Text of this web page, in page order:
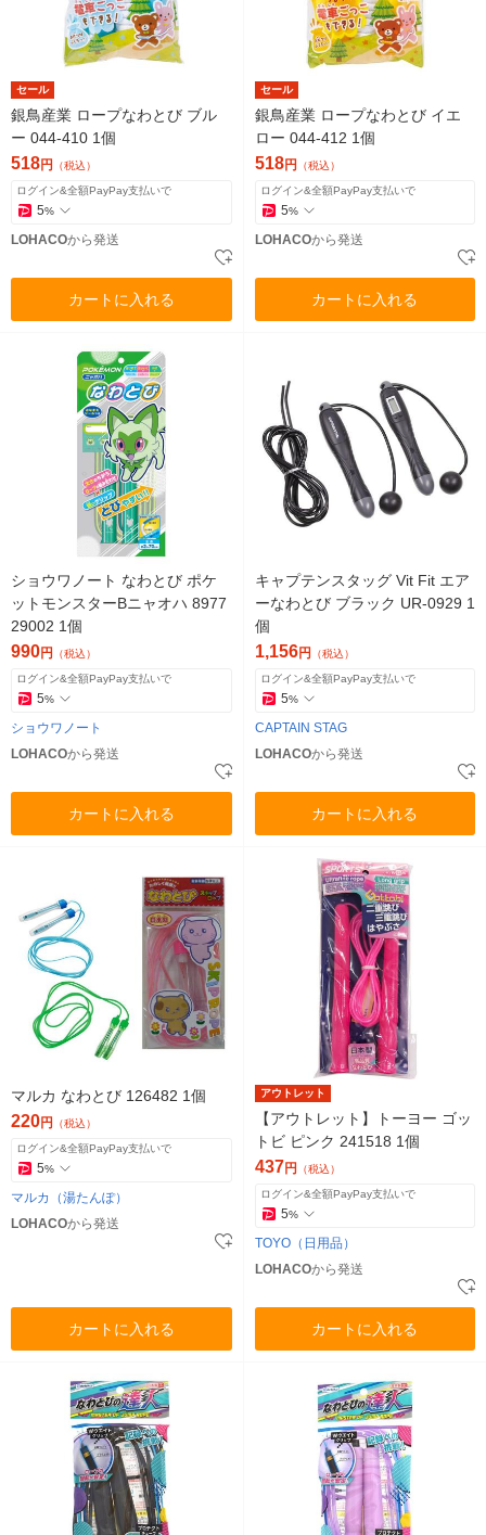
セール
銀鳥産業 ロープなわとび ブル
ー 044-410 1個
518円 （税込）
ログイン&全額PayPay支払いで
5%
LOHACOから発送
カートに入れる
セール
銀鳥産業 ロープなわとび イエ
ロー 044-412 1個
518円 （税込）
ログイン&全額PayPay支払いで
5%
LOHACOから発送
カートに入れる
ショウワノート なわとび ポケ
ットモンスターBニャオハ 8977
29002 1個
990円 （税込）
ログイン&全額PayPay支払いで
5%
ショウワノート
LOHACOから発送
カートに入れる
キャプテンスタッグ Vit Fit エア
ーなわとび ブラック UR-0929 1
個
1,156円 （税込）
ログイン&全額PayPay支払いで
5%
CAPTAIN STAG
LOHACOから発送
カートに入れる
マルカ なわとび 126482 1個
220円 （税込）
ログイン&全額PayPay支払いで
5%
マルカ（湯たんぽ）
LOHACOから発送
カートに入れる
アウトレット
【アウトレット】トーヨー ゴッ
トビ ピンク 241518 1個
437円 （税込）
ログイン&全額PayPay支払いで
5%
TOYO（日用品）
LOHACOから発送
カートに入れる